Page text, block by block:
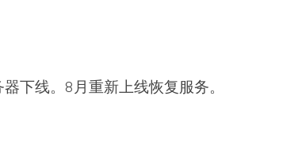
下线。8月重新上线恢复服务。